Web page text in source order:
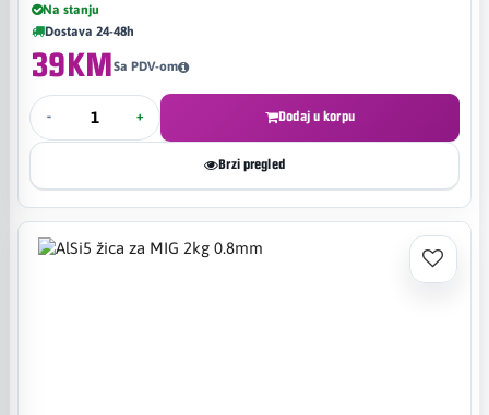
Na stanju
Dostava 24-48h
39KMSa PDV-om
- + Dodaj u korpu
Brzi pregled